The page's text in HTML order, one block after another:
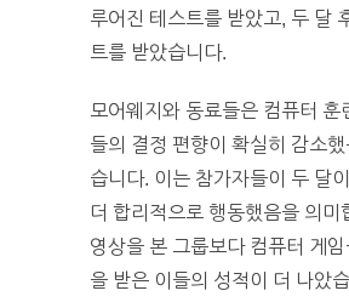
루어진 테스트를 받았고, 두 달
트를 받았습니다.
모어웨지와 동료들은 컴퓨터 훈
들의 결정 편향이 확실히 감소
습니다. 이는 참가자들이 두 달
더 합리적으로 행동했음을 의미
영상을 본 그룹보다 컴퓨터 게
을 받은 이들의 성적이 더 나았